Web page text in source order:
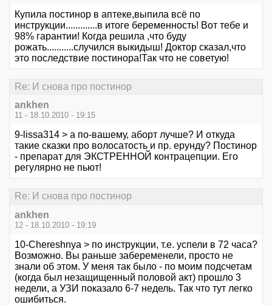
Купила постинор в аптеке,выпила всё по
инструкции.............в итоге беременность! Вот тебе и
98% гарантии! Когда решила ,что буду
рожать...........случился выкидыш! Доктор сказал,что
это последствие постинора!Так что не советую!
Re: И снова про постинор
ankhen
11 - 18.10.2010 - 19:15
9-lissa314 > а по-вашему, аборт лучше? И откуда
такие сказки про волосатость и пр. ерунду? Постинор
- препарат для ЭКСТРЕННОЙ контрацепции. Его
регулярно не пьют!
Re: И снова про постинор
ankhen
12 - 18.10.2010 - 19:19
10-Chereshnya > по инструкции, т.е. успели в 72 часа?
Возможно. Вы раньше забеременели, просто не
знали об этом. У меня так было - по моим подсчетам
(когда был незащищенный половой акт) прошло 3
недели, а УЗИ показало 6-7 недель. Так что тут легко
ошибиться.